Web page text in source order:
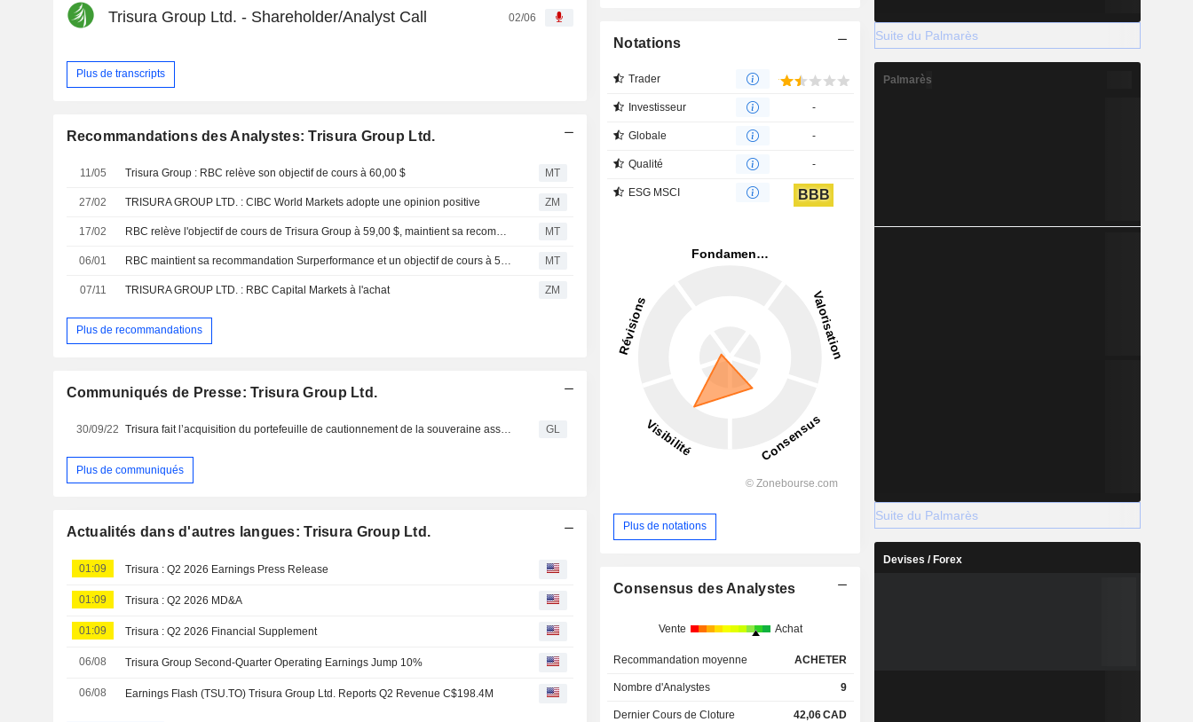
Trisura Group Ltd. - Shareholder/Analyst Call 02/06
Plus de transcripts
Recommandations des Analystes: Trisura Group Ltd.
11/05 Trisura Group : RBC relève son objectif de cours à 60,00 $ MT
27/02 TRISURA GROUP LTD. : CIBC World Markets adopte une opinion positive ZM
17/02 MT
06/01 MT
07/11 TRISURA GROUP LTD. : RBC Capital Markets à l'achat ZM
Plus de recommandations
Communiqués de Presse: Trisura Group Ltd.
30/09/22 Trisura fait l’acquisition du portefeuille de cautionnement de la souveraine assurance GL
Plus de communiqués
Actualités dans d'autres langues: Trisura Group Ltd.
01:09 Trisura : Q2 2026 Earnings Press Release
01:09 Trisura : Q2 2026 MD&A
01:09 Trisura : Q2 2026 Financial Supplement
06/08 Trisura Group Second-Quarter Operating Earnings Jump 10%
06/08 Earnings Flash (TSU.TO) Trisura Group Ltd. Reports Q2 Revenue C$198.4M
Notations
Trader
Investisseur -
Globale -
Qualité -
ESG MSCI BBB
Plus de notations
Consensus des Analystes
Vente Achat
Recommandation moyenne ACHETER
Nombre d'Analystes 9
Dernier Cours de Cloture 42,06CAD
Suite du Palmarès
Palmarès
Suite du Palmarès
Devises / Forex